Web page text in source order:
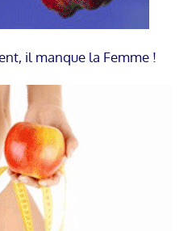
il manque la Femme !